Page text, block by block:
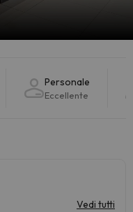
Personale
Eccellente
Vedi tutti